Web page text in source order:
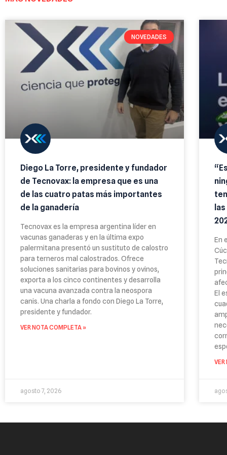
NOVEDADES
Diego La Torre, presidente y fundador
de Tecnovax: la empresa que es una
de las cuatro patas más importantes
de la ganadería
Tecnovax es la empresa argentina líder en
vacunas ganaderas y en la última expo
palermitana presentó un sustituto de calostro
para terneros mal calostrados. Ofrece
soluciones sanitarias para bovinos y ovinos,
exporta a los cinco continentes y desarrolla
una vacuna avanzada contra la neospora
canis. Una charla a fondo con Diego La Torre,
presidente y fundador.
VER NOTA COMPLETA »
agosto 7, 2026
En
El